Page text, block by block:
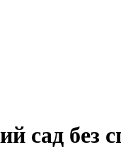
сад без